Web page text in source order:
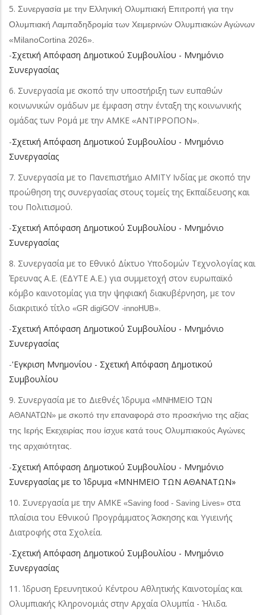
5. Συνεργασία με την Ελληνική Ολυμπιακή Επιτροπή για την
Ολυμπιακή Λαμπαδηδρομία των Χειμερινών Ολυμπιακών Αγώνων
«MilanoCortina 2026».
-Σχετική Απόφαση Δημοτικού Συμβουλίου - Μνημόνιο
Συνεργασίας
6. Συνεργασία με σκοπό την υποστήριξη των ευπαθών
κοινωνικών ομάδων με έμφαση στην ένταξη της κοινωνικής
ομάδας των Ρομά με την ΑΜΚΕ «ΑΝΤΙΡΡΟΠΟΝ».
-Σχετική Απόφαση Δημοτικού Συμβουλίου - Μνημόνιο
Συνεργασίας
7. Συνεργασία με το Πανεπιστήμιο AMITY Iνδίας με σκοπό την
προώθηση της συνεργασίας στους τομείς της Εκπαίδευσης και
του Πολιτισμού.
-Σχετική Απόφαση Δημοτικού Συμβουλίου - Μνημόνιο
Συνεργασίας
8. Συνεργασία με το Εθνικό Δίκτυο Υποδομών Τεχνολογίας και
Έρευνας Α.Ε. (ΕΔΥΤΕ Α.Ε.) για συμμετοχή στον ευρωπαϊκό
κόμβο καινοτομίας για την ψηφιακή διακυβέρνηση, με τον
διακριτικό τίτλο «GR digiGOV -innoHUB».
-Σχετική Απόφαση Δημοτικού Συμβουλίου - Μνημόνιο
Συνεργασίας
-'Eγκριση Μνημονίου - Σχετική Απόφαση Δημοτικού
Συμβουλίου
9. Συνεργασία με το Διεθνές Ίδρυμα «ΜΝΗΜΕΙΟ ΤΩΝ
ΑΘΑΝΑΤΩΝ» με σκοπό την επαναφορά στο προσκήνιο της αξίας
της Ιερής Εκεχειρίας που ίσχυε κατά τους Ολυμπιακούς Αγώνες
της αρχαιότητας.
-Σχετική Απόφαση Δημοτικού Συμβουλίου - Μνημόνιο
Συνεργασίας με το Ίδρυμα «ΜΝΗΜΕΙΟ ΤΩΝ ΑΘΑΝΑΤΩΝ»
10. Συνεργασία με την ΑΜΚΕ «Saving food - Saving Lives» στα
πλαίσια του Εθνικού Προγράμματος Άσκησης και Υγιεινής
Διατροφής στα Σχολεία.
-Σχετική Απόφαση Δημοτικού Συμβουλίου - Μνημόνιο
Συνεργασίας
11. Ίδρυση Ερευνητικού Κέντρου Αθλητικής Καινοτομίας και
Ολυμπιακής Κληρονομιάς στην Αρχαία Ολυμπία - Ήλιδα.